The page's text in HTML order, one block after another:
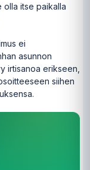
olla itse paikalla
ei
asunnon
irtisanoa erikseen,
siihen